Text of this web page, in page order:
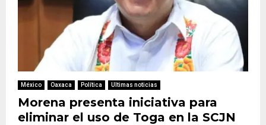
México Oaxaca Política Ultimas noticias
Morena presenta iniciativa para
eliminar el uso de Toga en la SCJN